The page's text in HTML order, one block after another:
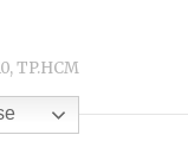
TP.HCM